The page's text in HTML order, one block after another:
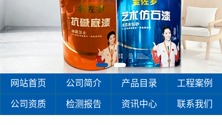
网站首页 公司简介 产品目录 工程案例
公司资质 检测报告 资讯中心 联系我们